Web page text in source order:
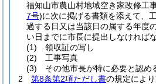
福知山市農山村地域空き家改修工
7号)に次に掲げる書類を添えて、
過する日又は当該日の属する年度
い日までに市長に提出しなければ
(1)
領収証の写し
(2)
工事写真
(3)
その他市長が特に必要と認め
2
第8条第2項ただし書の規定によ